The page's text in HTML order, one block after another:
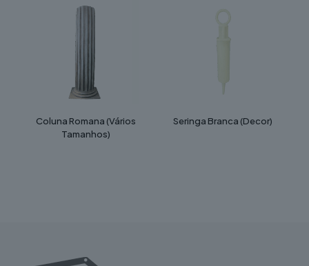
Coluna Romana (Vários
Tamanhos)
Seringa Branca (Decor)